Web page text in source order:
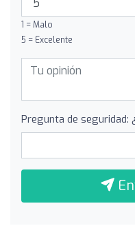
1 = Malo
5 = Excelente
Pregunta de seguridad: